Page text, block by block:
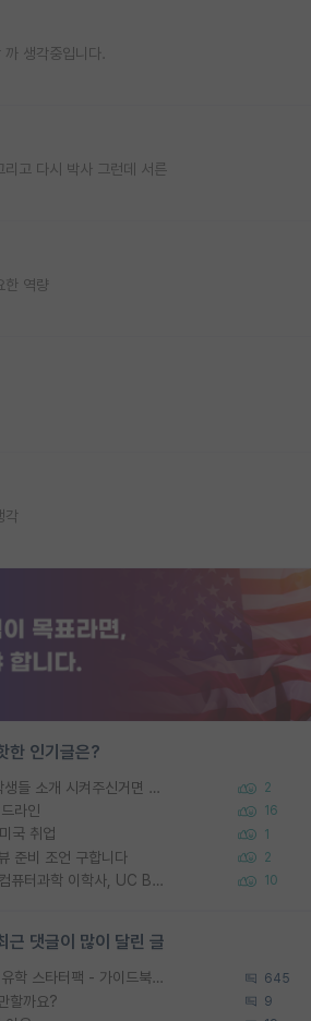
생각중입니다.
고 다시 박사 그런데 서른
한 역량
각
한 인기글은?
컨택이후 랩매니저, PhD학생들 소개 시켜주신거면 거의 컨펌에 가깝나요? 2
라인 16
국 취업 1
준비 조언 구합니다 2
Korea University 수학, 컴퓨터과학 이학사, UC Berkeley 산업공학 대학원 공학박사가 되는 것은 쉽지 않겠죠? 10
근 댓글이 많이 달린 글
[무료] 2026 미국 대학원 유학 스타터팩 - 가이드북 & 합격자 컨택메일 템플릿 645
할까요? 9